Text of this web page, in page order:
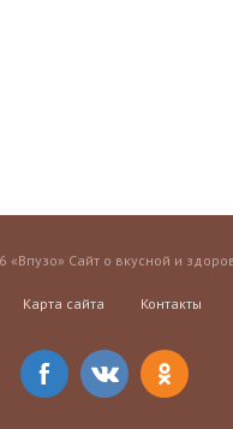
Сайт о вкусной и
Карта сайта Контакты